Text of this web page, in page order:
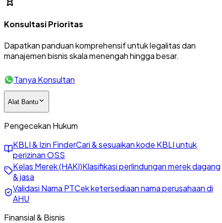
Konsultasi Prioritas
Dapatkan panduan komprehensif untuk legalitas dan
manajemen bisnis skala menengah hingga besar.
Tanya Konsultan
Alat Bantu
Pengecekan Hukum
KBLI & Izin FinderCari & sesuaikan kode KBLI untuk
perizinan OSS
Kelas Merek (HAKI)Klasifikasi perlindungan merek dagang
& jasa
Validasi Nama PTCek ketersediaan nama perusahaan di
AHU
Finansial & Bisnis